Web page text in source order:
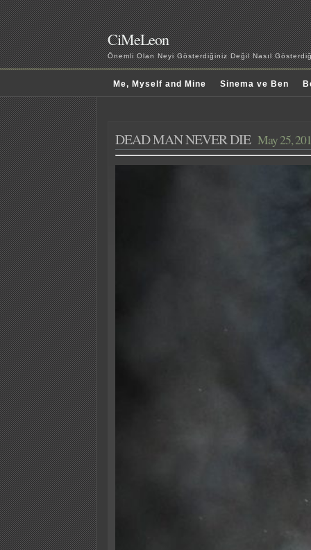
CiMeLeon
Önemli Olan Neyi Gösterdiğiniz Değil Nasıl
Me, Myself and Mine Sinema ve Ben
DEAD MAN NEVER DIE May 25,